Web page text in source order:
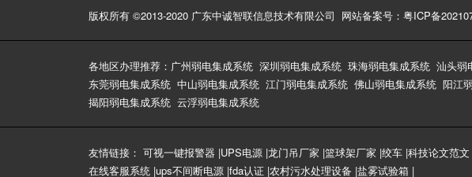
版权所有 ©2013-2020 广东中诚智联信息技术有限公司 网站备案号：粤ICP备
各地区办理推荐： 广州弱电集成系统 深圳弱电集成系统 珠海弱电集成系统 汕头弱
东莞弱电集成系统 中山弱电集成系统 江门弱电集成系统 佛山弱电集成系统 阳江
揭阳弱电集成系统 云浮弱电集成系统
友情链接： 可视一键报警器 |UPS电源 |龙门吊厂家 |篮球架厂家 |绞车 |科技论文范文
在线客服系统 |ups不间断电源 |fda认证 |农村污水处理设备 |盐雾试验箱 |